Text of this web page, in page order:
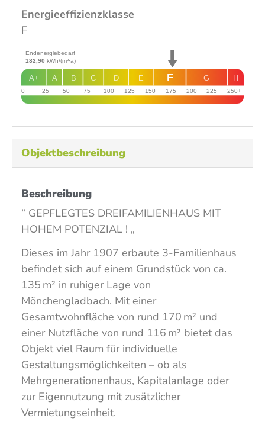
Energie­effizienz­klasse
F
0 25 50 75 100 125 150 175 200 225 250+
H
G
E
D
C
B
A
A+ F
Endenergiebedarf
182,90 kWh/(m²·a)
Objekt­beschreibung
Beschreibung
“ GEPFLEGTES DREIFAMILIENHAUS MIT
HOHEM POTENZIAL ! „
Dieses im Jahr 1907 erbaute 3-Familienhaus
befindet sich auf einem Grundstück von ca.
135 m² in ruhiger Lage von
Mönchengladbach. Mit einer
Gesamtwohnfläche von rund 170 m² und
einer Nutzfläche von rund 116 m² bietet das
Objekt viel Raum für individuelle
Gestaltungsmöglichkeiten – ob als
Mehrgenerationenhaus, Kapitalanlage oder
zur Eigennutzung mit zusätzlicher
Vermietungseinheit.